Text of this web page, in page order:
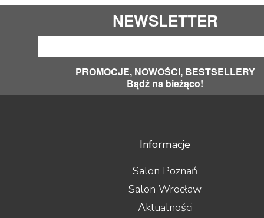
NEWSLETTER
PROMOCJE, NOWOŚCI, BESTSELLERY
Bądź na bieżąco!
Informacje
Salon Poznań
Salon Wrocław
Aktualności